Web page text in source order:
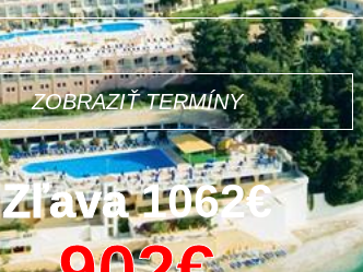
ZOBRAZIŤ TERMÍNY
Zľava1062€